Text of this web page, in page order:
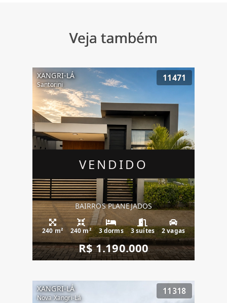
Veja também
VENDIDO
XANGRI-LÁ
Santorini
11471
BAIRROS PLANEJADOS
240 m² 240 m² 3 dorms 3 suítes 2 vagas
R$ 1.190.000
XANGRI-LÁ
Nova Xangri-Lá
11318